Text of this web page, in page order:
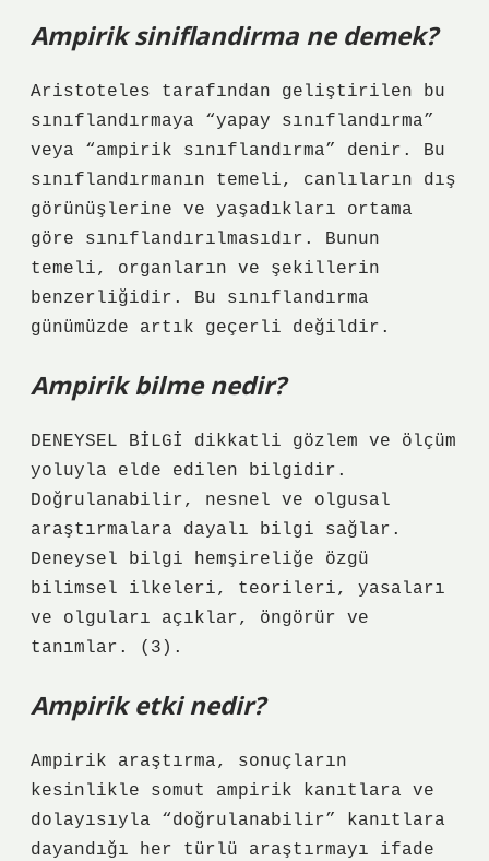
Ampirik siniflandirma ne demek?
Aristoteles tarafından geliştirilen bu
sınıflandırmaya “yapay sınıflandırma”
veya “ampirik sınıflandırma” denir. Bu
sınıflandırmanın temeli, canlıların dış
görünüşlerine ve yaşadıkları ortama
göre sınıflandırılmasıdır. Bunun
temeli, organların ve şekillerin
benzerliğidir. Bu sınıflandırma
günümüzde artık geçerli değildir.
Ampirik bilme nedir?
DENEYSEL BİLGİ dikkatli gözlem ve ölçüm
yoluyla elde edilen bilgidir.
Doğrulanabilir, nesnel ve olgusal
araştırmalara dayalı bilgi sağlar.
Deneysel bilgi hemşireliğe özgü
bilimsel ilkeleri, teorileri, yasaları
ve olguları açıklar, öngörür ve
tanımlar. (3).
Ampirik etki nedir?
Ampirik araştırma, sonuçların
kesinlikle somut ampirik kanıtlara ve
dolayısıyla “doğrulanabilir” kanıtlara
dayandığı her türlü araştırmayı ifade